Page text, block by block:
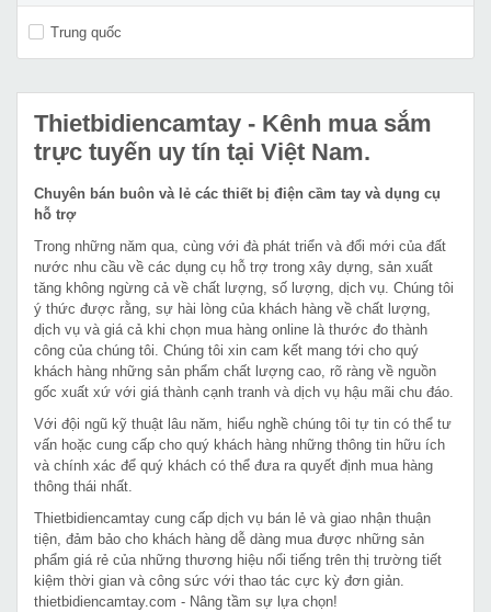
Trung quốc
Thietbidiencamtay - Kênh mua sắm
trực tuyến uy tín tại Việt Nam.
Chuyên bán buôn và lẻ các thiết bị điện cầm tay và dụng cụ
hỗ trợ
Trong những năm qua, cùng với đà phát triển và đổi mới của đất
nước nhu cầu về các dụng cụ hỗ trợ trong xây dựng, sản xuất
tăng không ngừng cả về chất lượng, số lượng, dịch vụ. Chúng tôi
ý thức được rằng, sự hài lòng của khách hàng về chất lượng,
dịch vụ và giá cả khi chọn mua hàng online là thước đo thành
công của chúng tôi. Chúng tôi xin cam kết mang tới cho quý
khách hàng những sản phẩm chất lượng cao, rõ ràng về nguồn
gốc xuất xứ với giá thành cạnh tranh và dịch vụ hậu mãi chu đáo.
Với đội ngũ kỹ thuật lâu năm, hiểu nghề chúng tôi tự tin có thể tư
vấn hoặc cung cấp cho quý khách hàng những thông tin hữu ích
và chính xác để quý khách có thể đưa ra quyết định mua hàng
thông thái nhất.
Thietbidiencamtay cung cấp dịch vụ bán lẻ và giao nhận thuận
tiện, đảm bảo cho khách hàng dễ dàng mua được những sản
phẩm giá rẻ của những thương hiệu nổi tiếng trên thị trường tiết
kiệm thời gian và công sức với thao tác cực kỳ đơn giản.
thietbidiencamtay.com - Nâng tầm sự lựa chọn!